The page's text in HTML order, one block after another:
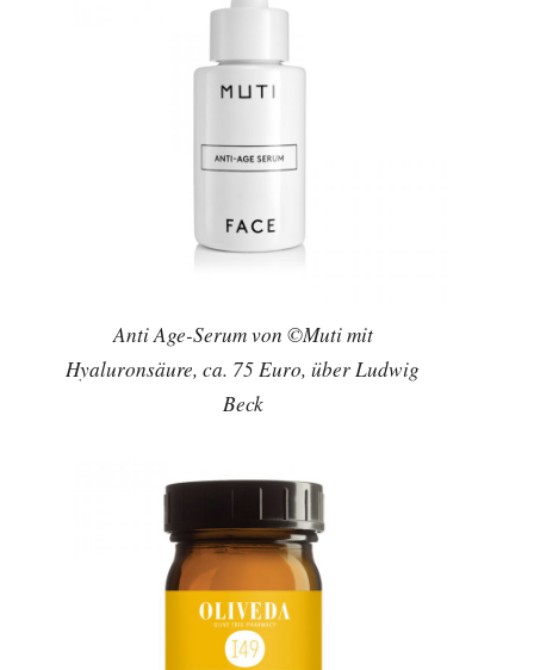
Anti Age-Serum von ©Muti mit
Hyaluronsäure, ca. 75 Euro, über Ludwig
Beck